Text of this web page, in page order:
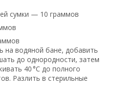
сумки — 10 граммов
на водяной бане, добавить
до однородности, затем
40 °C до полного
Разлить в стерильные